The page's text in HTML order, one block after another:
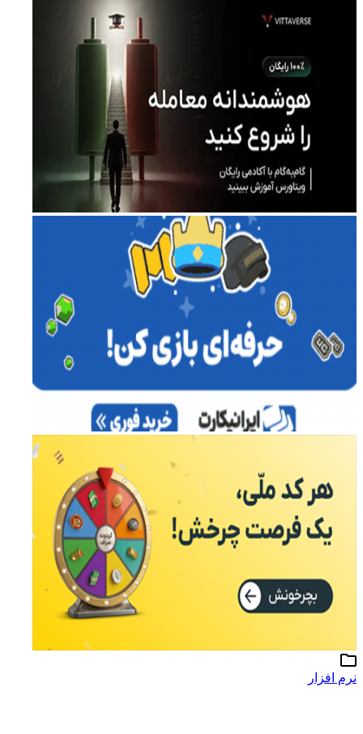
نرم افزار